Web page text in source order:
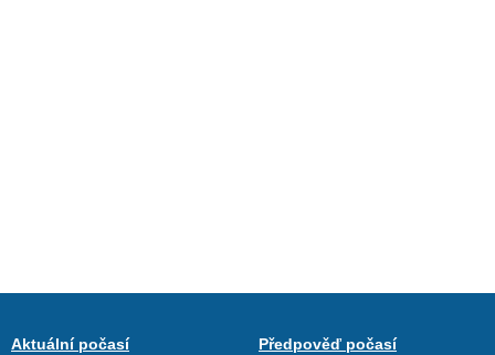
Aktuální počasí
Předpověď počasí